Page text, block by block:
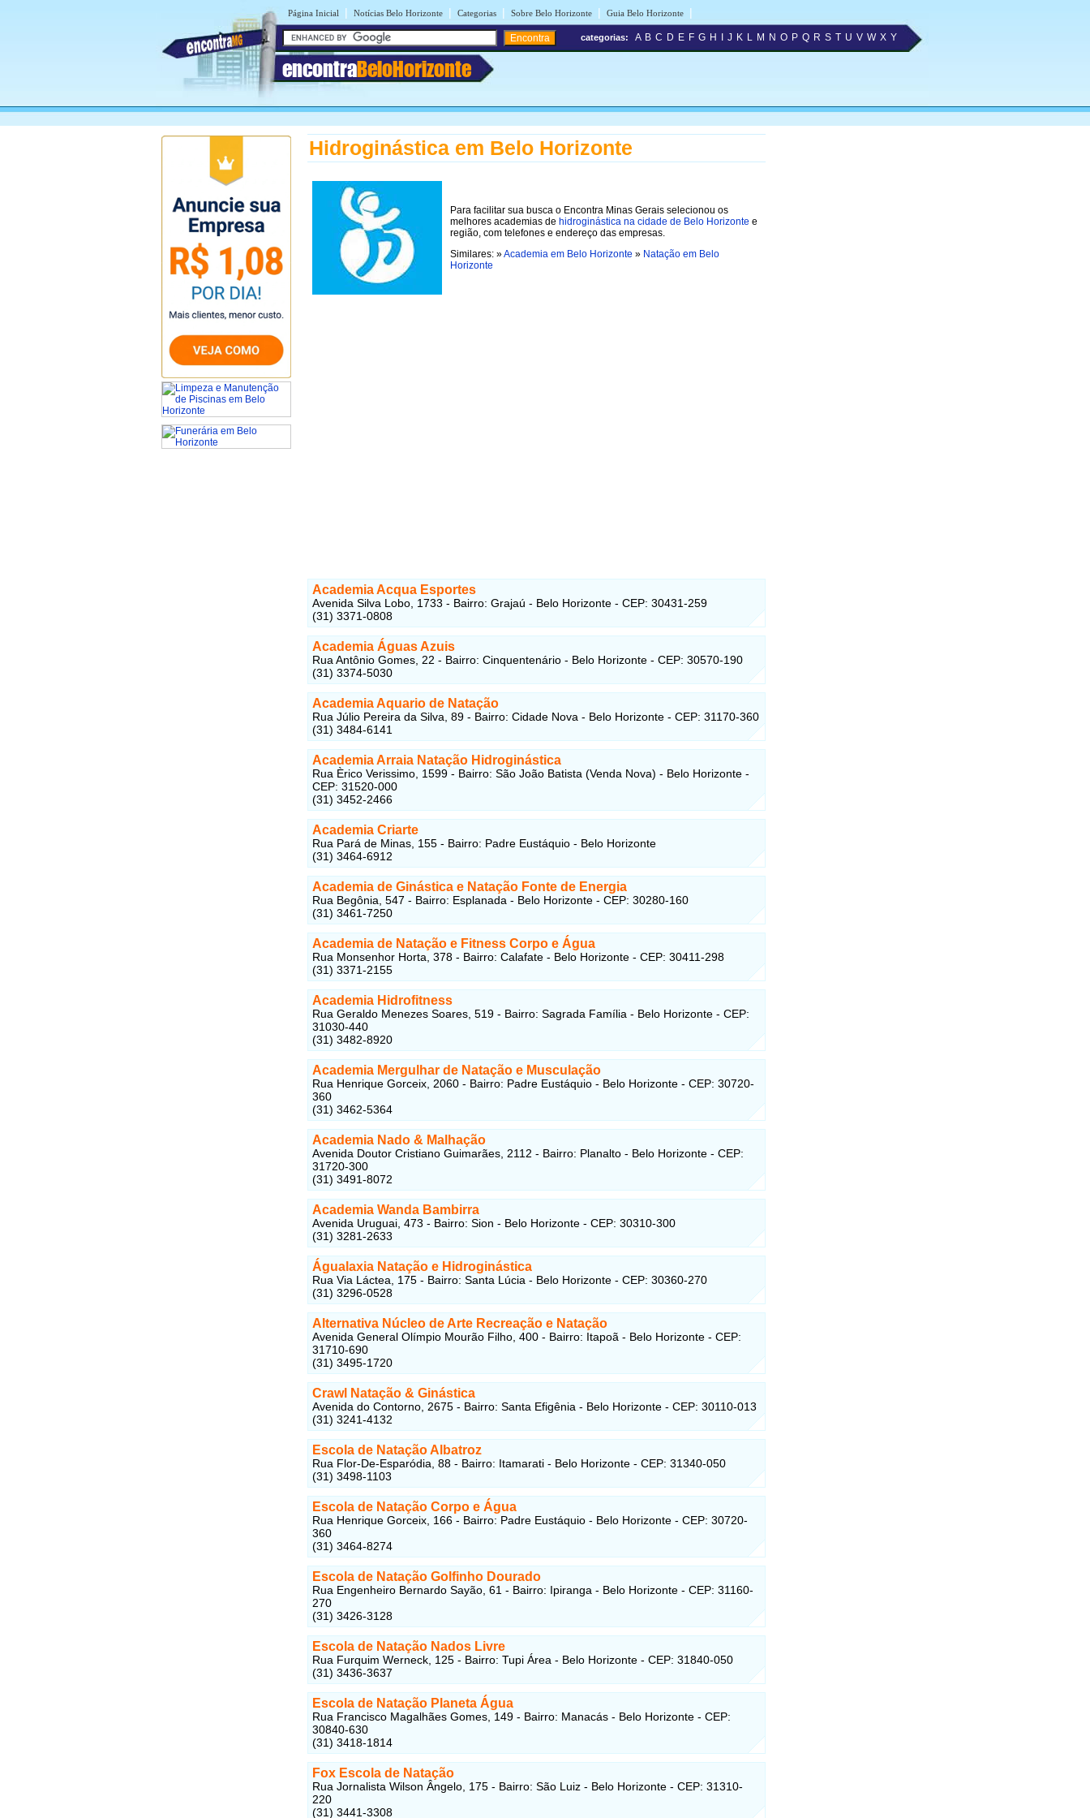
Página Inicial | Notícias Belo Horizonte | Categorias | Sobre Belo Horizonte | Guia Belo Horizonte |
encontraBeloHorizonte
categorias: A B C D E F G H J K L M N O P Q R S T U V W X Y
Hidroginástica em Belo Horizonte
Para facilitar sua busca o Encontra Minas Gerais selecionou os
melhores academias de hidroginástica na cidade de Belo Horizonte e
região, com telefones e endereço das empresas.
Similares: »Academia em Belo Horizonte » Natação em Belo
Horizonte
Academia Acqua Esportes
Avenida Silva Lobo, 1733 - Bairro: Grajaú - Belo Horizonte - CEP: 30431-259
(31) 3371-0808
Academia Águas Azuis
Rua Antônio Gomes, 22 - Bairro: Cinquentenário - Belo Horizonte - CEP: 30570-190
(31) 3374-5030
Academia Aquario de Natação
Rua Júlio Pereira da Silva, 89 - Bairro: Cidade Nova - Belo Horizonte - CEP: 31170-360
(31) 3484-6141
Academia Arraia Natação Hidroginástica
Rua Èrico Verissimo, 1599 - Bairro: São João Batista (Venda Nova) - Belo Horizonte -
CEP: 31520-000
(31) 3452-2466
Academia Criarte
Rua Pará de Minas, 155 - Bairro: Padre Eustáquio - Belo Horizonte
(31) 3464-6912
Academia de Ginástica e Natação Fonte de Energia
Rua Begônia, 547 - Bairro: Esplanada - Belo Horizonte - CEP: 30280-160
(31) 3461-7250
Academia de Natação e Fitness Corpo e Água
Rua Monsenhor Horta, 378 - Bairro: Calafate - Belo Horizonte - CEP: 30411-298
(31) 3371-2155
Academia Hidrofitness
Rua Geraldo Menezes Soares, 519 - Bairro: Sagrada Família - Belo Horizonte - CEP:
31030-440
(31) 3482-8920
Academia Mergulhar de Natação e Musculação
Rua Henrique Gorceix, 2060 - Bairro: Padre Eustáquio - Belo Horizonte - CEP: 30720-
360
(31) 3462-5364
Academia Nado & Malhação
Avenida Doutor Cristiano Guimarães, 2112 - Bairro: Planalto - Belo Horizonte - CEP:
31720-300
(31) 3491-8072
Academia Wanda Bambirra
Avenida Uruguai, 473 - Bairro: Sion - Belo Horizonte - CEP: 30310-300
(31) 3281-2633
Águalaxia Natação e Hidroginástica
Rua Via Láctea, 175 - Bairro: Santa Lúcia - Belo Horizonte - CEP: 30360-270
(31) 3296-0528
Alternativa Núcleo de Arte Recreação e Natação
Avenida General Olímpio Mourão Filho, 400 - Bairro: Itapoã - Belo Horizonte - CEP:
31710-690
(31) 3495-1720
Crawl Natação & Ginástica
Avenida do Contorno, 2675 - Bairro: Santa Efigênia - Belo Horizonte - CEP: 30110-013
(31) 3241-4132
Escola de Natação Albatroz
Rua Flor-De-Esparódia, 88 - Bairro: Itamarati - Belo Horizonte - CEP: 31340-050
(31) 3498-1103
Escola de Natação Corpo e Água
Rua Henrique Gorceix, 166 - Bairro: Padre Eustáquio - Belo Horizonte - CEP: 30720-
360
(31) 3464-8274
Escola de Natação Golfinho Dourado
Rua Engenheiro Bernardo Sayão, 61 - Bairro: Ipiranga - Belo Horizonte - CEP: 31160-
270
(31) 3426-3128
Escola de Natação Nados Livre
Rua Furquim Werneck, 125 - Bairro: Tupi Área - Belo Horizonte - CEP: 31840-050
(31) 3436-3637
Escola de Natação Planeta Água
Rua Francisco Magalhães Gomes, 149 - Bairro: Manacás - Belo Horizonte - CEP:
30840-630
(31) 3418-1814
Fox Escola de Natação
Rua Jornalista Wilson Ângelo, 175 - Bairro: São Luiz - Belo Horizonte - CEP: 31310-
220
(31) 3441-3308